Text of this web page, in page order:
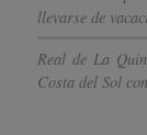
llevarse de
Real de La
Costa del Sol